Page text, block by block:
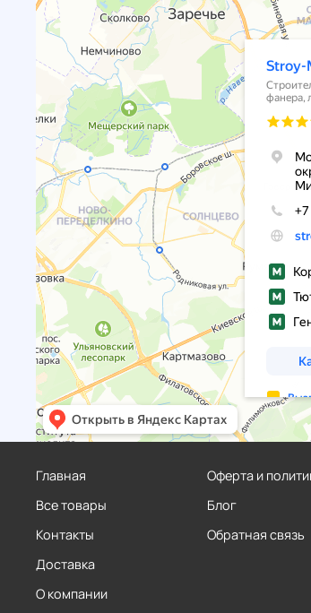
Главная
Все товары
Контакты
Доставка
О компании
Оферта и
Блог
Обратная связь